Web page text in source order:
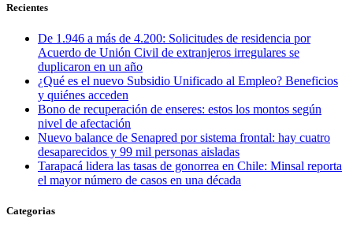
Recientes
De 1.946 a más de 4.200: Solicitudes de residencia por
Acuerdo de Unión Civil de extranjeros irregulares se
duplicaron en un año
¿Qué es el nuevo Subsidio Unificado al Empleo? Beneficios
y quiénes acceden
Bono de recuperación de enseres: estos los montos según
nivel de afectación
Nuevo balance de Senapred por sistema frontal: hay cuatro
desaparecidos y 99 mil personas aisladas
Tarapacá lidera las tasas de gonorrea en Chile: Minsal reporta
el mayor número de casos en una década
Categorias